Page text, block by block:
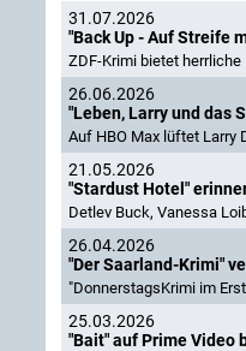
31.07.2026
"Back Up - Auf Streife
ZDF-Krimi bietet
26.06.2026
"Leben, Larry und das
Auf HBO Max lüftet Larry
21.05.2026
"Stardust Hotel"
Detlev Buck, Vanessa
26.04.2026
"Der Saarland-Krimi"
"DonnerstagsKrimi im
25.03.2026
"Bait" auf Prime Video